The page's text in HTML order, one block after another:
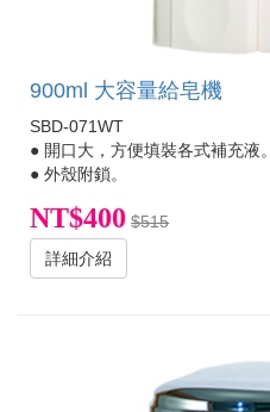
900ml 大容量給皂機
SBD-071WT
● 開口大，方便填裝各式補充液。
● 外殼附鎖。
NT$400 $515
詳細介紹